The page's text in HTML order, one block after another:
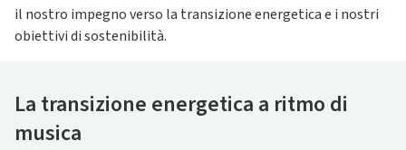
il nostro impegno verso la transizione energetica e i nostri
obiettivi di sostenibilità.
La transizione energetica a ritmo di
musica